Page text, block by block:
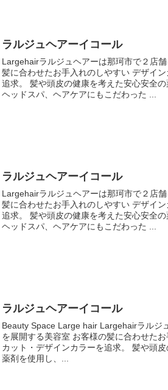
ラルジュヘアーイコール
Largehairラルジュヘアーは那珂市で２店
髪に合わせたお手入れのしやすい デザイ
追求。 髪や頭皮の健康を考えた安心安全
ヘッドスパ、ヘアケアにもこだわった ...
ラルジュヘアーイコール
Largehairラルジュヘアーは那珂市で２店
髪に合わせたお手入れのしやすい デザイ
追求。 髪や頭皮の健康を考えた安心安全
ヘッドスパ、ヘアケアにもこだわった ...
ラルジュヘアーイコール
Beauty Space Large hair Largehairラルジ
を展開する美容室 お客様の髪に合わせた
カット・デザインカラーを追求。 髪や頭
薬剤を使用し、...